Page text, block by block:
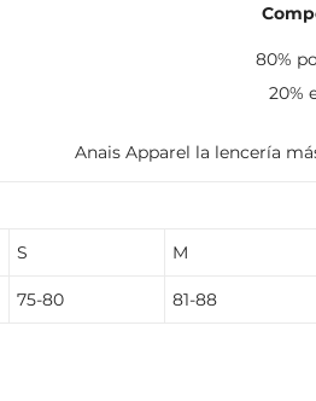
80%
20%
Anais Apparel la lencería
S M
75-80 81-88